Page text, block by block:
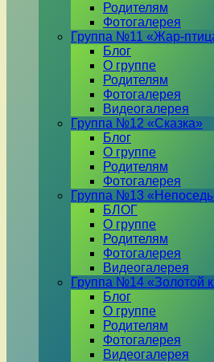
Родителям
Фотогалерея
Группа №11 «Жар-
Блог
О группе
Родителям
Фотогалерея
Видеогалерея
Группа №12 «Сказка»
Блог
О группе
Родителям
Фотогалерея
Группа №13
БЛОГ
О группе
Родителям
Фотогалерея
Видеогалерея
Группа №14 «Золотой
Блог
О группе
Родителям
Фотогалерея
Видеогалерея